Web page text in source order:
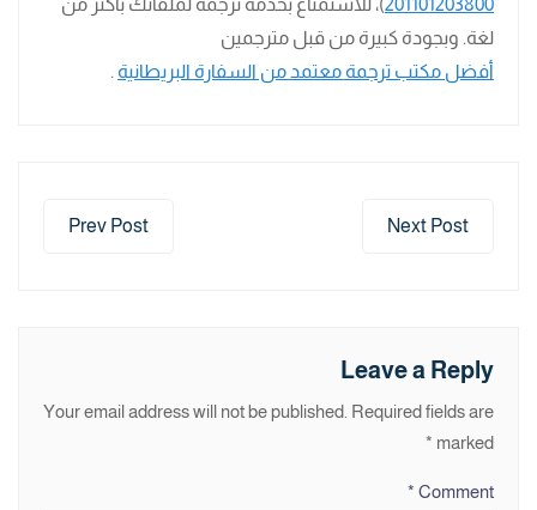
201101203800)، للاستمتاع بخدمة ترجمة لملفاتك بأكثر من
لغة. وبجودة كبيرة من قبل مترجمين
أفضل مكتب ترجمة معتمد من السفارة البريطانية .
Prev Post Next Post
Leave a Reply
Your email address will not be published. Required fields are
marked
*
Comment
*